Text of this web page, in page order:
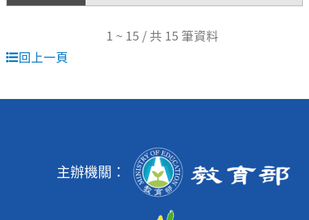
1 ~ 15 / 共 15 筆資料
回上一頁
主辦機關：